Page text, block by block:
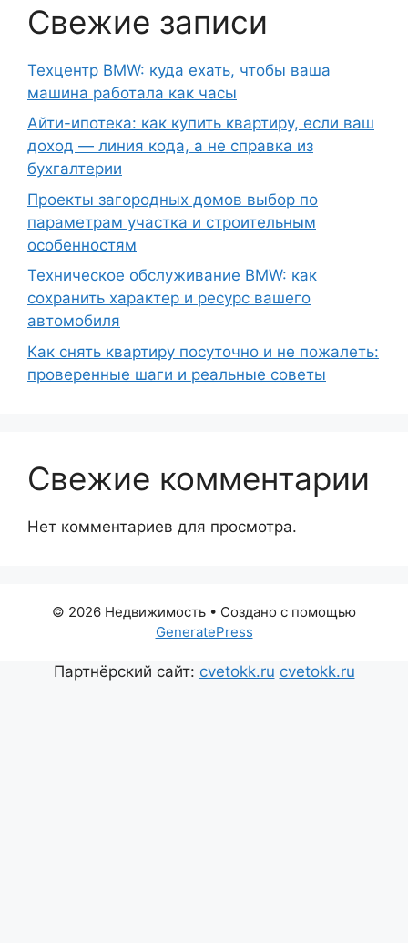
Свежие записи
Техцентр BMW: куда ехать, чтобы ваша
машина работала как часы
Айти-ипотека: как купить квартиру, если ваш
доход — линия кода, а не справка из
бухгалтерии
Проекты загородных домов выбор по
параметрам участка и строительным
особенностям
Техническое обслуживание BMW: как
сохранить характер и ресурс вашего
автомобиля
Как снять квартиру посуточно и не пожалеть:
проверенные шаги и реальные советы
Свежие комментарии
Нет комментариев для просмотра.
© 2026 Недвижимость • Создано с помощью
GeneratePress
Партнёрский сайт: cvetokk.ru cvetokk.ru